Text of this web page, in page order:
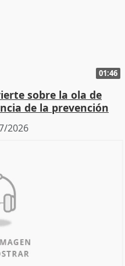
01:46
sobre la ola de
de la prevención
2026